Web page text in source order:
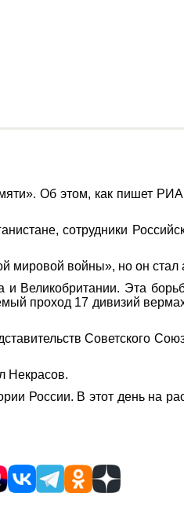
Об этом, как пишет РИА
сотрудники
мировой войны», но он
Великобритании. Эта
проход 17 дивизий
Советского
Некрасов.
России. В этот день на